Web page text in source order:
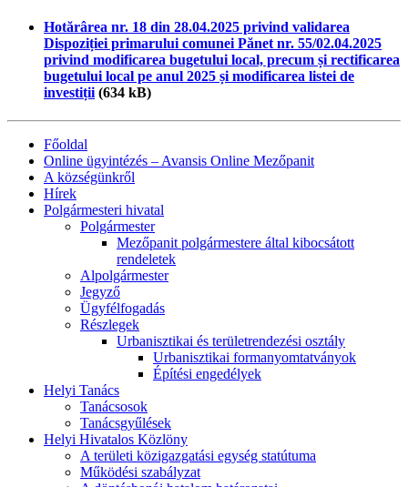
Hotărârea nr. 18 din 28.04.2025 privind validarea
Dispoziției primarului comunei Pănet nr. 55/02.04.2025
privind modificarea bugetului local, precum și rectificarea
bugetului local pe anul 2025 și modificarea listei de
investiții (634 kB)
Főoldal
Online ügyintézés – Avansis Online Mezőpanit
A községünkről
Hírek
Polgármesteri hivatal
Polgármester
Mezőpanit polgármestere által kibocsátott
rendeletek
Alpolgármester
Jegyző
Ügyfélfogadás
Részlegek
Urbanisztikai és területrendezési osztály
Urbanisztikai formanyomtatványok
Építési engedélyek
Helyi Tanács
Tanácsosok
Tanácsgyűlések
Helyi Hivatalos Közlöny
A területi közigazgatási egység statútuma
Működési szabályzat